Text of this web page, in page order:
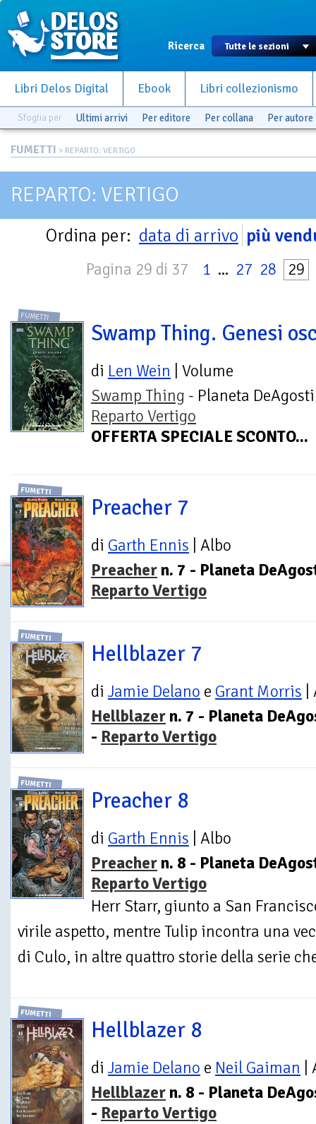
Ricerca
Libri Delos Digital Ebook Libri collezionismo
Sfoglia per Ultimi arrivi Per editore Per collana Per autore
FUMETTI > REPARTO: VERTIGO
REPARTO: VERTIGO
Ordina per: data di arrivo più
Pagina 29 di 37 1 ... 27 28 29
FUMETTI
Swamp Thing. Genesi
di Len Wein | Volume
Swamp Thing - Planeta
Reparto Vertigo
OFFERTA SPECIALE SCONTO...
FUMETTI
Preacher 7
di Garth Ennis | Albo
Preacher n. 7 - Planeta
Reparto Vertigo
FUMETTI
Hellblazer 7
di Jamie Delano e Grant Morris
Hellblazer n. 7 - Planeta
- Reparto Vertigo
FUMETTI
Preacher 8
di Garth Ennis | Albo
Preacher n. 8 - Planeta
Reparto Vertigo
Herr Starr, giunto a San
virile aspetto, mentre Tulip incontra una
di Culo, in altre quattro storie della serie
FUMETTI
Hellblazer 8
di Jamie Delano e Neil Gaiman
Hellblazer n. 8 - Planeta
- Reparto Vertigo